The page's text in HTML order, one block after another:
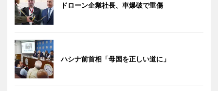
ドローン企業社長、車爆破で重傷
ハシナ前首相「母国を正しい道に」